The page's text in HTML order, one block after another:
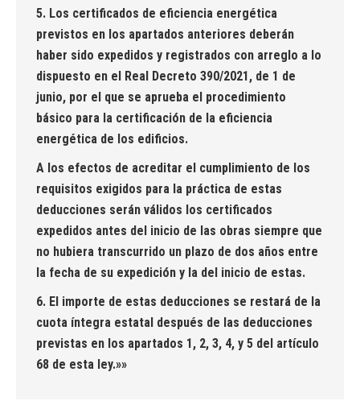
5. Los certificados de eficiencia energética
previstos en los apartados anteriores deberán
haber sido expedidos y registrados con arreglo a lo
dispuesto en el Real Decreto 390/2021, de 1 de
junio, por el que se aprueba el procedimiento
básico para la certificación de la eficiencia
energética de los edificios.
A los efectos de acreditar el cumplimiento de los
requisitos exigidos para la práctica de estas
deducciones serán válidos los certificados
expedidos antes del inicio de las obras siempre que
no hubiera transcurrido un plazo de dos años entre
la fecha de su expedición y la del inicio de estas.
6. El importe de estas deducciones se restará de la
cuota íntegra estatal después de las deducciones
previstas en los apartados 1, 2, 3, 4, y 5 del artículo
68 de esta ley.»»